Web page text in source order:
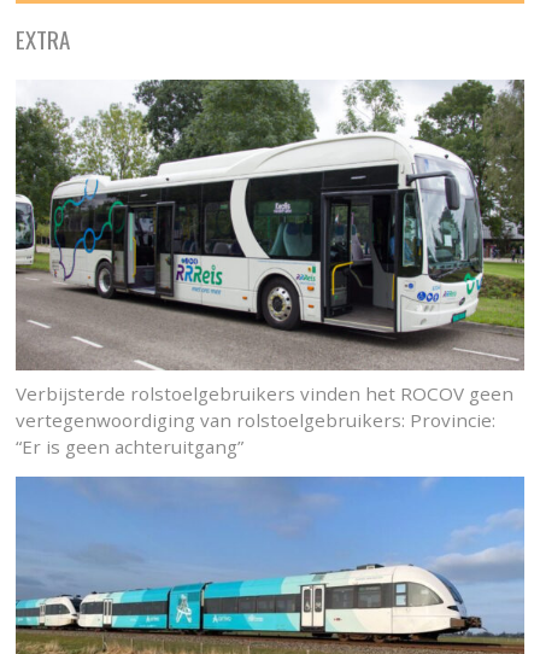
EXTRA
Verbijsterde rolstoelgebruikers vinden het ROCOV geen
vertegenwoordiging van rolstoelgebruikers: Provincie:
“Er is geen achteruitgang”